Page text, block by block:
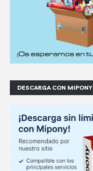
DESCARGA CON MIPONY